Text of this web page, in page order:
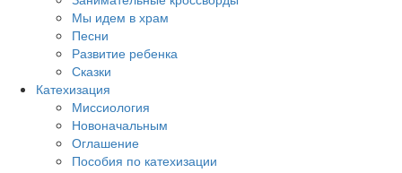
Мы идем в храм
Песни
Развитие ребенка
Сказки
Катехизация
Миссиология
Новоначальным
Оглашение
Пособия по катехизации